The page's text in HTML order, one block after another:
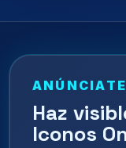
Haz
Iconos